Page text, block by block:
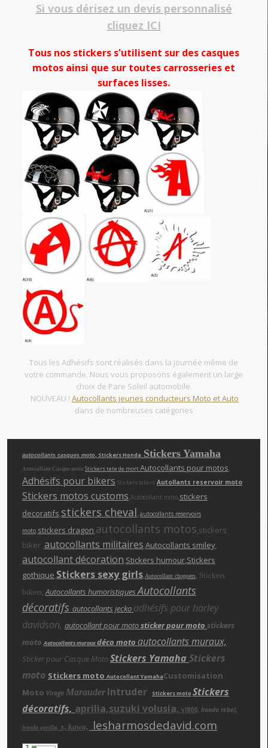
Si vous dérisez un devis personnalisé
cliquez ICI
Tous nos stickers s'utilisent sur des casques
motos ainsi que sur toutes carrosseries et
surfaces lisses.
Tous les Adhésifs sont réalisés dans la journée même de
votre commande. Nous vous proposons également un large
choix de Pare Soleil automobile.
NOUVEAU ! Autocollants jeunes conducteurs Moto et Auto
dans de nombreuses catégories
autocollants casques moto , Stickers Honda Stickers Yamaha
Autocollant Casque moto Stickers tete de mortAutocollants pour motos
Adhésifs pour bikers Stickers bikers Autollants reservoir moto
Stickers motos customs Autocollant moto stickers
decoratifs stickers cheval,autocollants reservoirs
moto stickers dragon autocollants motos ,stickers
biker , autocollants militaires Autocollants smiley
autocollant décoration Stickers humour ,Stickers
gothique Stickers sexy girls Autocollant choppers
Stickers
bikers Autocollants humoristiquesAutocollants
décoratifs autocollants jecko adhésifs pour harley
davidson, autocollant pour motosticker pour moto stickers
moto Autocollants murauxdéco moto autocollants muraux,
Sticker pour Casque MotoStickers Yamaha Stickers
moto Stickers moto Autocollant YamahaCustomisation
Moto Virago Marauder Intruder Stickers moto Stickers
décoratifs, aprilia,suzuki volusia, vl800, honda rebel,
honda gorilla, x, kawa, lesharmosdedavid.com